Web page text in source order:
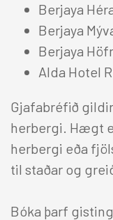
Berjaya
Berjaya
Berjaya
Alda Hotel
Gjafabréfið
herbergi. Hægt
herbergi eða
til staðar og
Bóka þarf